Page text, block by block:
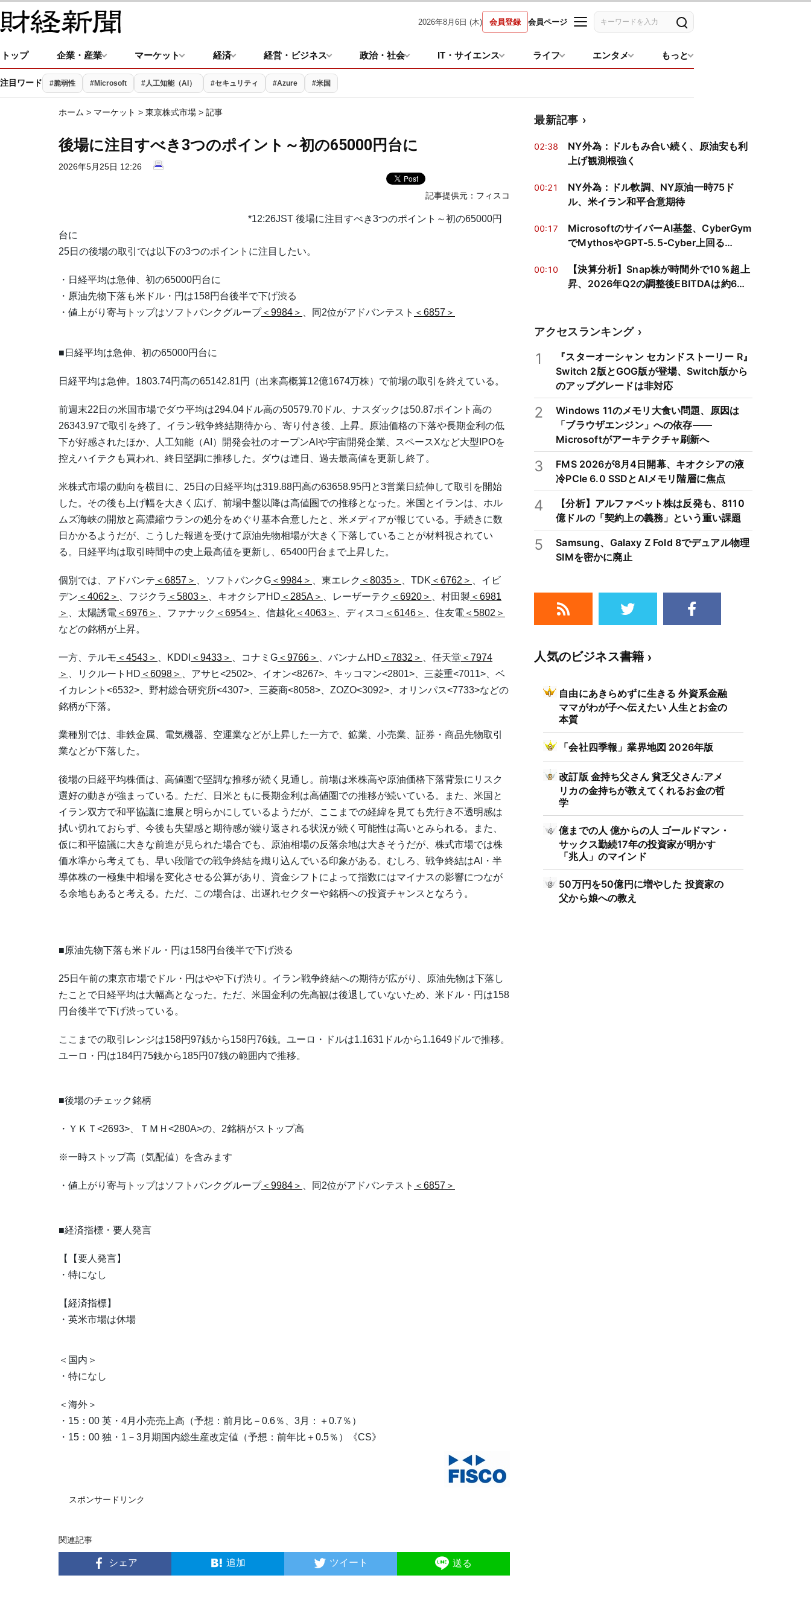
2026年8月6日 (木) 会員登録 会員ページ
記事を検索
トップ 企業・産業 マーケット 経済 経営・ビジネス 政治・社会 IT・サイエンス ライフ エンタメ もっと
注目ワード #脆弱性 #Microsoft #人工知能（AI） #セキュリティ #Azure #米国
ホーム > マーケット > 東京株式市場 > 記事
後場に注目すべき3つのポイント～初の65000円台に
2026年5月25日 12:26
記事提供元： フィスコ
*12:26JST 後場に注目すべき3つのポイント～初の65000円
台に
25日の後場の取引では以下の3つのポイントに注目したい。
・日経平均は急伸、初の65000円台に
・原油先物下落も米ドル・円は158円台後半で下げ渋る
・値上がり寄与トップはソフトバンクグループ＜9984＞ 、同2位がアドバンテスト ＜6857＞
■日経平均は急伸、初の65000円台に
日経平均は急伸。1803.74円高の65142.81円（出来高概算12億1674万株）で前場の取引を終えている。
前週末22日の米国市場でダウ平均は294.04ドル高の50579.70ドル、ナスダックは50.87ポイント高の
26343.97で取引を終了。イラン戦争終結期待から、寄り付き後、上昇。原油価格の下落や長期金利の低
下が好感されたほか、人工知能（AI）開発会社のオープンAIや宇宙開発企業、スペースXなど大型IPOを
控えハイテクも買われ、終日堅調に推移した。ダウは連日、過去最高値を更新し終了。
米株式市場の動向を横目に、25日の日経平均は319.88円高の63658.95円と3営業日続伸して取引を開始
した。その後も上げ幅を大きく広げ、前場中盤以降は高値圏での推移となった。米国とイランは、ホル
ムズ海峡の開放と高濃縮ウランの処分をめぐり基本合意したと、米メディアが報じている。手続きに数
日かかるようだが、こうした報道を受けて原油先物相場が大きく下落していることが材料視されてい
る。日経平均は取引時間中の史上最高値を更新し、65400円台まで上昇した。
個別では、アドバンテ ＜6857＞ 、ソフトバンクG ＜9984＞ 、東エレク ＜8035＞ 、TDK ＜6762＞
、イビ
デン ＜4062＞ 、フジクラ ＜5803＞ 、キオクシアHD ＜285A＞ 、レーザーテク ＜6920＞ 、村田製 ＜6981
＞
、太陽誘電 ＜6976＞ 、ファナック ＜6954＞ 、信越化 ＜4063＞ 、ディスコ ＜6146＞ 、住友電 ＜5802＞
などの銘柄が上昇。
一方、テルモ ＜4543＞ 、KDDI ＜9433＞ 、コナミG ＜9766＞ 、バンナムHD ＜7832＞ 、任天堂 ＜7974
＞
、リクルートHD ＜6098＞
、アサヒ<2502>、イオン<8267>、キッコマン<2801>、三菱重<7011>、ベ
イカレント<6532>、野村総合研究所<4307>、三菱商<8058>、ZOZO<3092>、オリンパス<7733>などの
銘柄が下落。
業種別では、非鉄金属、電気機器、空運業などが上昇した一方で、鉱業、小売業、証券・商品先物取引
業などが下落した。
後場の日経平均株価は、高値圏で堅調な推移が続く見通し。前場は米株高や原油価格下落背景にリスク
選好の動きが強まっている。ただ、日米ともに長期金利は高値圏での推移が続いている。また、米国と
イラン双方で和平協議に進展と明らかにしているようだが、ここまでの経緯を見ても先行き不透明感は
拭い切れておらず、今後も失望感と期待感が繰り返される状況が続く可能性は高いとみられる。また、
仮に和平協議に大きな前進が見られた場合でも、原油相場の反落余地は大きそうだが、株式市場では株
価水準から考えても、早い段階での戦争終結を織り込んでいる印象がある。むしろ、戦争終結はAI・半
導体株の一極集中相場を変化させる公算があり、資金シフトによって指数にはマイナスの影響につなが
る余地もあると考える。ただ、この場合は、出遅れセクターや銘柄への投資チャンスとなろう。
■原油先物下落も米ドル・円は158円台後半で下げ渋る
25日午前の東京市場でドル・円はやや下げ渋り。イラン戦争終結への期待が広がり、原油先物は下落し
たことで日経平均は大幅高となった。ただ、米国金利の先高観は後退していないため、米ドル・円は158
円台後半で下げ渋っている。
ここまでの取引レンジは158円97銭から158円76銭。ユーロ・ドルは1.1631ドルから1.1649ドルで推移。
ユーロ・円は184円75銭から185円07銭の範囲内で推移。
■後場のチェック銘柄
・ＹＫＴ<2693>、ＴＭＨ<280A>の、2銘柄がストップ高
※一時ストップ高（気配値）を含みます
・値上がり寄与トップはソフトバンクグループ＜9984＞ 、同2位がアドバンテスト ＜6857＞
■経済指標・要人発言
【【要人発言】
・特になし
【経済指標】
・英米市場は休場
＜国内＞
・特になし
＜海外＞
・15：00 英・4月小売売上高（予想：前月比－0.6％、3月：＋0.7％）
・15：00 独・1－3月期国内総生産改定値（予想：前年比＋0.5％）《CS》
スポンサードリンク
関連記事
シェア 追加 ツイート 送る
最新記事
02:38
NY外為：ドルもみ合い続く、原油安も利
上げ観測根強く
00:21
NY外為：ドル軟調、NY原油一時75ド
ル、米イラン和平合意期待
00:17
MicrosoftのサイバーAI基盤、CyberGym
でMythosやGPT-5.5-Cyber上回る
00:10
【決算分析】Snap株が時間外で10％超上
昇、2026年Q2の調整後EBITDAは約6倍
アクセスランキング
1
『スターオーシャン セカンドストーリー R』
Switch 2版とGOG版が登場、Switch版から
のアップグレードは非対応
2
Windows 11のメモリ大食い問題、原因は
「ブラウザエンジン」への依存——
Microsoftがアーキテクチャ刷新へ
3
FMS 2026が8月4日開幕、キオクシアの液
冷PCIe 6.0 SSDとAIメモリ階層に焦点
4
【分析】アルファベット株は反発も、8110
億ドルの「契約上の義務」という重い課題
5
Samsung、Galaxy Z Fold 8でデュアル物理
SIMを密かに廃止
人気のビジネス書籍
自由にあきらめずに生きる 外資系金融
ママがわが子へ伝えたい 人生とお金の
本質
「会社四季報」業界地図 2026年版
改訂版 金持ち父さん 貧乏父さん:アメ
リカの金持ちが教えてくれるお金の哲
学
億までの人 億からの人 ゴールドマン・
サックス勤続17年の投資家が明かす
「兆人」のマインド
50万円を50億円に増やした 投資家の
父から娘への教え